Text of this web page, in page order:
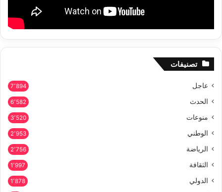
تصنيفات
عاجل 7٬894
الحدث 6٬582
منوعات 3٬520
الوطني 2٬953
الرياضة 2٬756
الثقافة 1٬997
الدولي 1٬878